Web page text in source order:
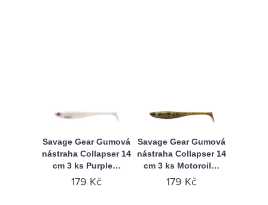
Savage Gear Gumová
nástraha Collapser 14
cm 3 ks Purple…
179 Kč
Savage Gear Gumová
nástraha Collapser 14
cm 3 ks Motoroil…
179 Kč